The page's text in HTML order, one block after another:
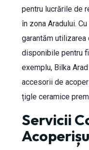
pentru lucrările de
în zona Aradului.
garantăm
disponibile pentru
exemplu, Bilka
accesorii de
țigle ceramice
Servicii